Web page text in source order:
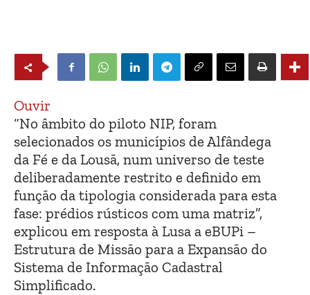
Ouvir
“No âmbito do piloto NIP, foram
selecionados os municípios de Alfândega
da Fé e da Lousã, num universo de teste
deliberadamente restrito e definido em
função da tipologia considerada para esta
fase: prédios rústicos com uma matriz”,
explicou em resposta à Lusa a eBUPi –
Estrutura de Missão para a Expansão do
Sistema de Informação Cadastral
Simplificado.